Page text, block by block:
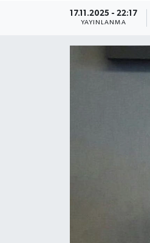
17.11.2025 - 22:17
YAYINLANMA
Gökçebey
Son Dakika Haberleri
Haber Arşivi